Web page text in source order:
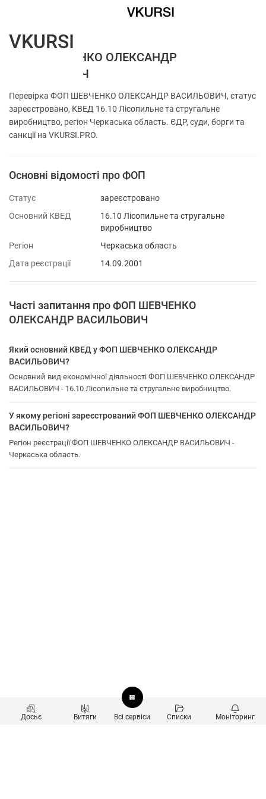
ФОП ШЕВЧЕНКО ОЛЕКСАНДР
ВАСИЛЬОВИЧ
Перевірка ФОП ШЕВЧЕНКО ОЛЕКСАНДР ВАСИЛЬОВИЧ, статус
зареєстровано, КВЕД 16.10 Лісопильне та стругальне
виробництво, регіон Черкаська область. ЄДР, суди, борги та
санкції на VKURSI.PRO.
Основні відомості про ФОП
Статус
зареєстровано
Основний КВЕД
16.10 Лісопильне та стругальне
виробництво
Регіон
Черкаська область
Дата реєстрації
14.09.2001
Часті запитання про ФОП ШЕВЧЕНКО
ОЛЕКСАНДР ВАСИЛЬОВИЧ
Який основний КВЕД у ФОП ШЕВЧЕНКО ОЛЕКСАНДР
ВАСИЛЬОВИЧ?
Основний вид економічної діяльності ФОП ШЕВЧЕНКО ОЛЕКСАНДР
ВАСИЛЬОВИЧ - 16.10 Лісопильне та стругальне виробництво.
У якому регіоні зареєстрований ФОП ШЕВЧЕНКО ОЛЕКСАНДР
ВАСИЛЬОВИЧ?
Регіон реєстрації ФОП ШЕВЧЕНКО ОЛЕКСАНДР ВАСИЛЬОВИЧ -
Черкаська область.
Досьє Витяги Всі сервіси Списки Моніторинг
VKURSI